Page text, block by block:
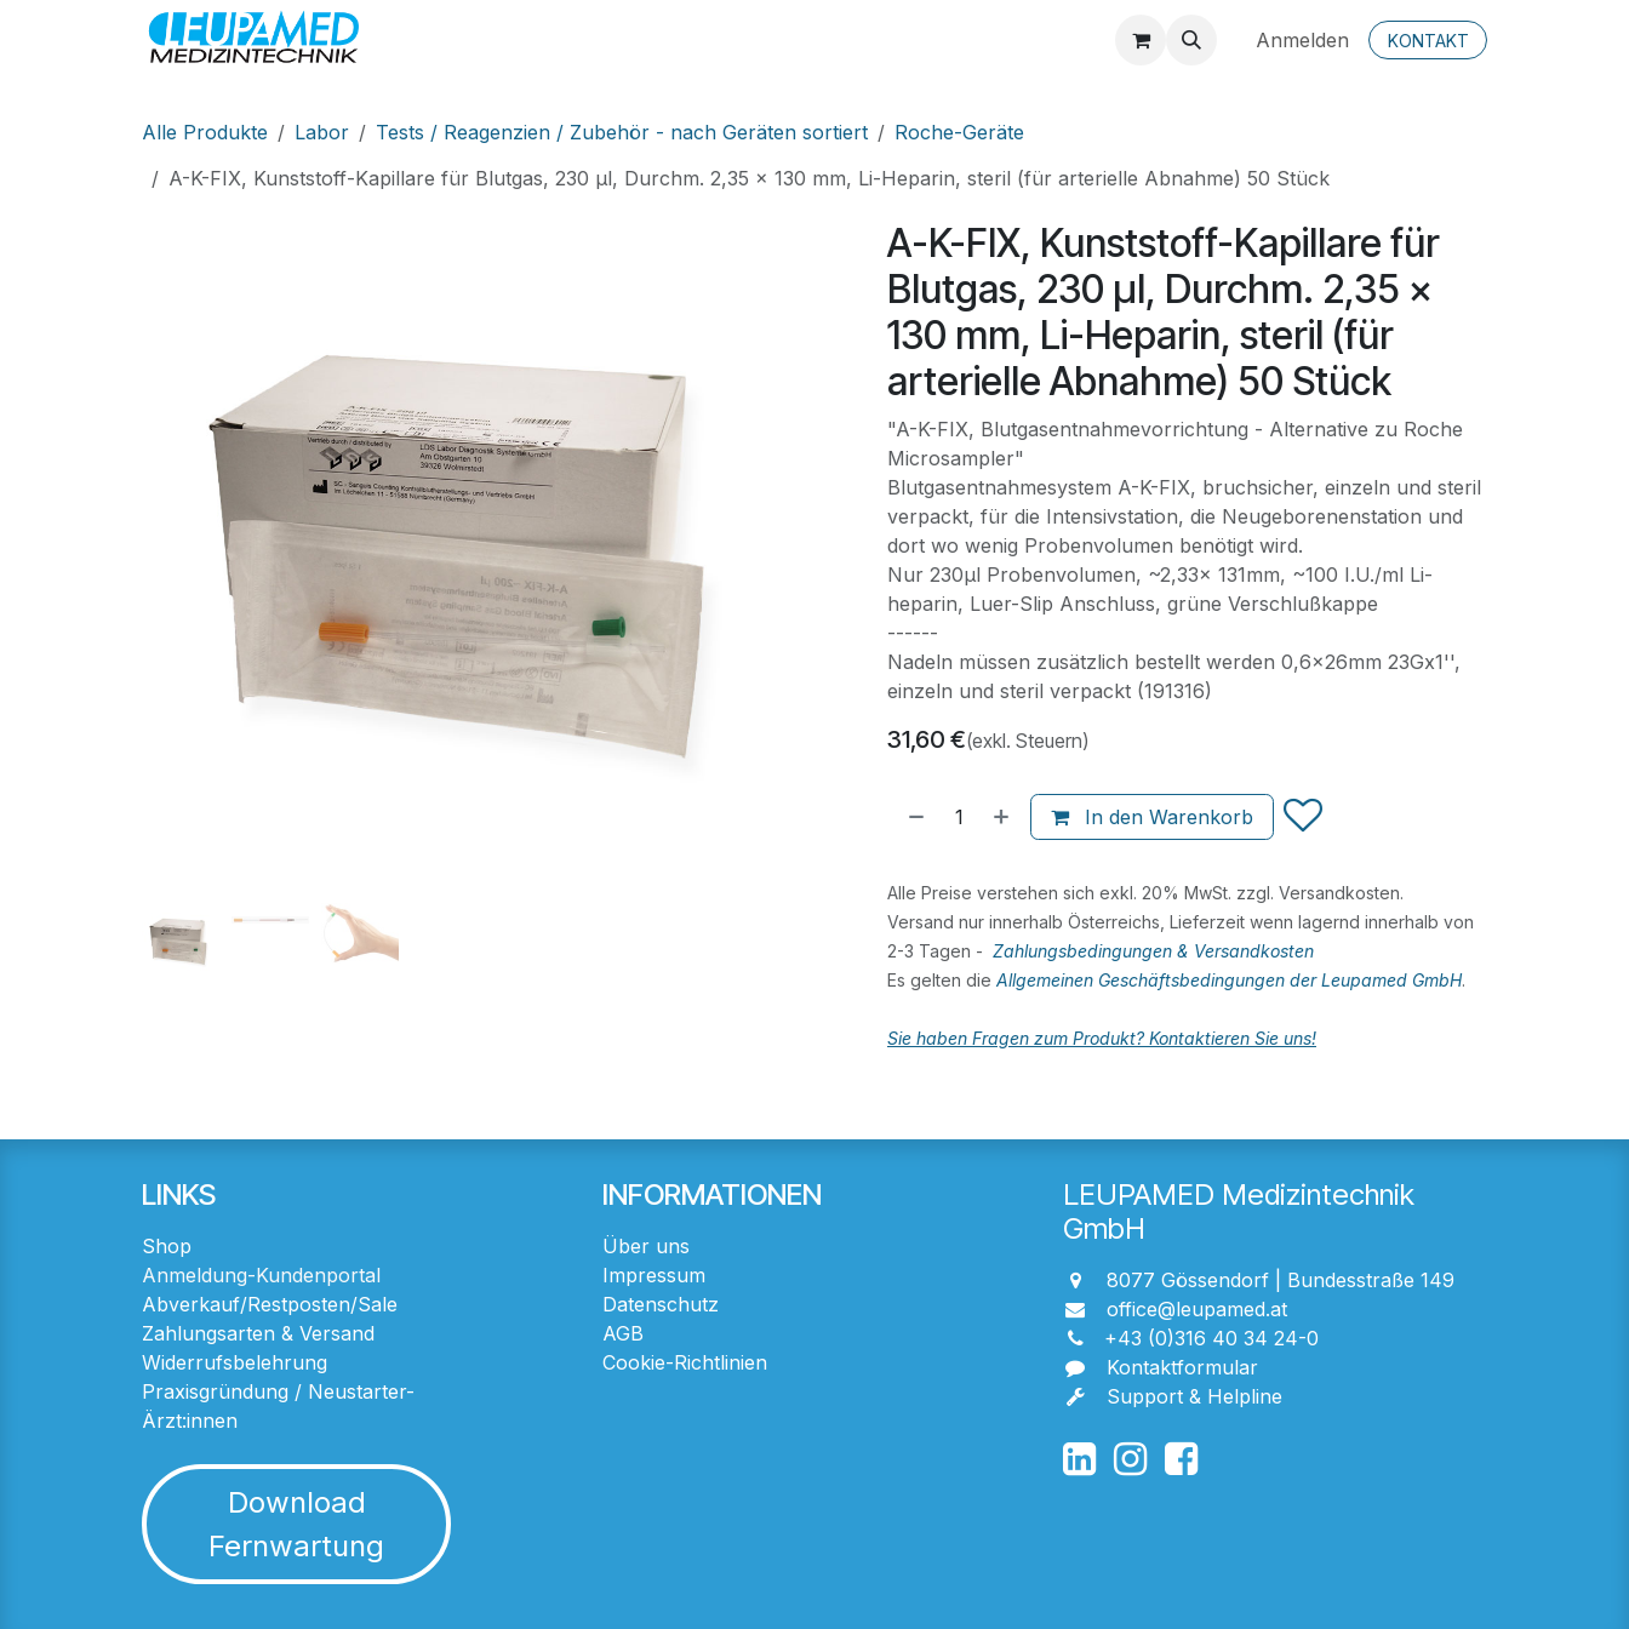
Zum Inhalt springen
Anmelden KONTAKT
Alle Produkte Labor Tests / Reagenzien / Zubehör - nach Geräten sortiert
Roche-Geräte
A-K-FIX, Kunststoff-Kapillare für Blutgas, 230 µl, Durchm. 2,35 x 130 mm, Li-Heparin, steril (für arterielle Abnahme) 50 Stück
A-K-FIX, Kunststoff-Kapillare für
Blutgas, 230 µl, Durchm. 2,35 x
130 mm, Li-Heparin, steril (für
arterielle Abnahme) 50 Stück
"A-K-FIX, Blutgasentnahmevorrichtung - Alternative zu Roche
Microsampler"
Blutgasentnahmesystem A-K-FIX, bruchsicher, einzeln und steril
verpackt, für die Intensivstation, die Neugeborenenstation und
dort wo wenig Probenvolumen benötigt wird.
Nur 230µl Probenvolumen, ~2,33x 131mm, ~100 I.U./ml Li-
heparin, Luer-Slip Anschluss, grüne Verschlußkappe
------
Nadeln müssen zusätzlich bestellt werden 0,6x26mm 23Gx1'',
einzeln und steril verpackt (191316)
31,60 €(exkl. Steuern)
In den Warenkorb
Alle Preise verstehen sich exkl. 20% MwSt. zzgl. Versandkosten.
Versand nur innerhalb Österreichs, Lieferzeit wenn lagernd innerhalb von
2-3 Tagen - Zahlungsbedingungen & Versandkosten
Es gelten die Allgemeinen Geschäftsbedingungen der Leupamed GmbH.
Sie haben Fragen zum Produkt? Kontaktieren Sie uns!
LINKS
Shop
Anmeldung-Kundenportal
Abverkauf/Restposten/Sale
Zahlungsarten & Versand
Widerrufsbelehrung
Praxisgründung / Neustarter-
Ärzt:innen
Download
Fernwartung
INFORMATIONEN
Über uns
Impressum
Datenschutz
AGB
Cookie-Richtlinien
LEUPAMED Medizintechnik
GmbH
8077 Gössendorf | Bundesstraße 149
office@leupamed.at
+43 (0)316 40 34 24-0
Kontaktformular
Support & Helpline